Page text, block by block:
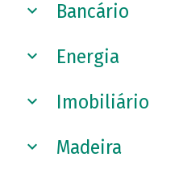
Bancário
Energia
Imobiliário
Madeira